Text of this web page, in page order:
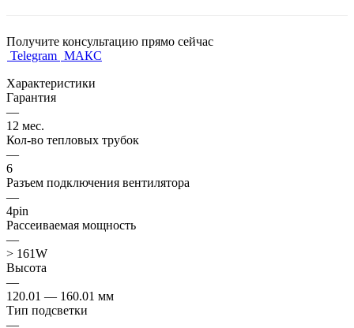
Получите консультацию прямо сейчас
Telegram МАКС
Характеристики
Гарантия
—
12 мес.
Кол-во тепловых трубок
—
6
Разъем подключения вентилятора
—
4pin
Рассеиваемая мощность
—
> 161W
Высота
—
120.01 — 160.01 мм
Тип подсветки
—